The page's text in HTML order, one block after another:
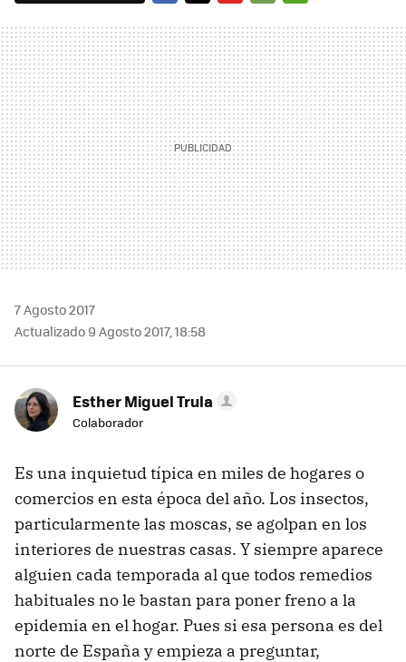
MAIL
7 Agosto 2017
Actualizado 9 Agosto 2017, 18:58
Esther Miguel Trula
Colaborador
Es una inquietud típica en miles de hogares o
comercios en esta época del año. Los insectos,
particularmente las moscas, se agolpan en los
interiores de nuestras casas. Y siempre aparece
alguien cada temporada al que todos remedios
habituales no le bastan para poner freno a la
epidemia en el hogar. Pues si esa persona es del
norte de España y empieza a preguntar,